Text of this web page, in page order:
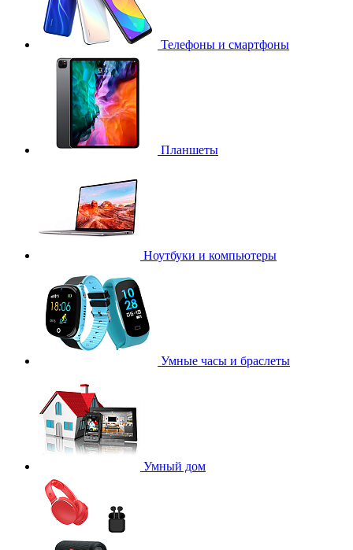
Телефоны и смартфоны
Планшеты
Ноутбуки и компьютеры
Умные часы и браслеты
Умный дом